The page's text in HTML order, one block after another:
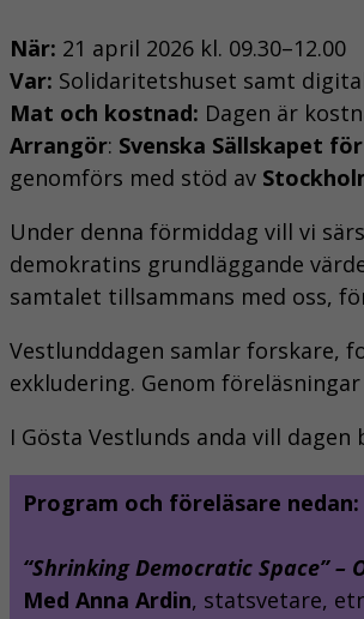
När: 21 april 2026 kl. 09.30–12.00
Var: Solidaritetshuset samt
Mat och kostnad: Dagen är
Arrangör: Svenska Sällskapet
genomförs med stöd av
Under denna förmiddag vill vi
demokratins grundläggande
samtalet tillsammans med oss,
Vestlunddagen samlar forskare,
exkludering. Genom
I Gösta Vestlunds anda vill
Program och föreläsare nedan:
“Shrinking Democratic Space”
Med Anna Ardin, statsvetare,